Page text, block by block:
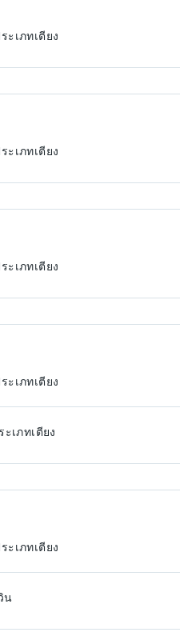
ะเภทเตียง
ะเภทเตียง
ะเภทเตียง
ะเภทเตียง
เภทเตียง
ะเภทเตียง
น